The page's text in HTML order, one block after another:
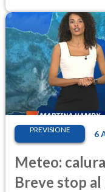
PREVISIONE 6
Meteo:
Breve stop